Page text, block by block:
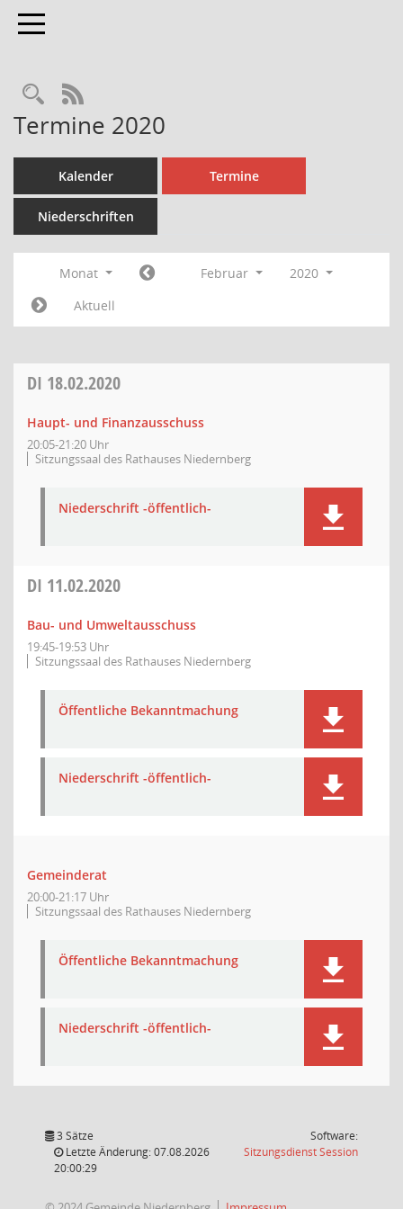
Toggle navigation
Rechercheauswahl
RSS-Feed
Termine 2020
Kalender Termine
Niederschriften
Monat Februar
2020
Aktuell
DI 18.02.2020
Haupt- und Finanzausschuss
20:05-21:20 Uhr
Sitzungssaal des Rathauses Niedernberg
Niederschrift -öffentlich-
DI 11.02.2020
Bau- und Umweltausschuss
19:45-19:53 Uhr
Sitzungssaal des Rathauses Niedernberg
Öffentliche Bekanntmachung
Niederschrift -öffentlich-
Gemeinderat
20:00-21:17 Uhr
Sitzungssaal des Rathauses Niedernberg
Öffentliche Bekanntmachung
Niederschrift -öffentlich-
3 Sätze
Letzte Änderung: 07.08.2026
20:00:29
Software:
SitzungsdienstSession(Wird in